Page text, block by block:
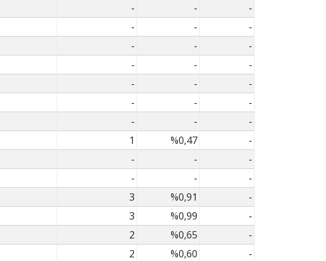
- -
-
- -
-
- -
-
- -
-
- -
-
- -
-
- -
-
1 %0,47
-
- -
-
- -
-
3 %0,91
-
3 %0,99
-
2 %0,65
-
2 %0,60
-